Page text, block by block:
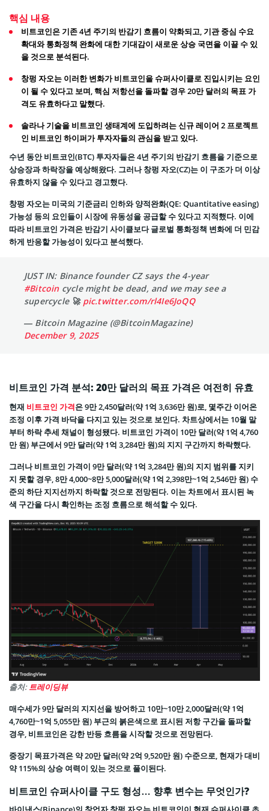
핵심 내용
비트코인은 기존 4년 주기의 반감기 흐름이 약화되고, 기관 중심 수요
확대와 통화정책 완화에 대한 기대감이 새로운 상승 국면을 이끌 수 있
을 것으로 분석된다.
창펑 자오는 이러한 변화가 비트코인을 슈퍼사이클로 진입시키는 요인
이 될 수 있다고 보며, 핵심 저항선을 돌파할 경우 20만 달러의 목표 가
격도 유효하다고 말했다.
솔라나 기술을 비트코인 생태계에 도입하려는 신규 레이어 2 프로젝트
인 비트코인 하이퍼가 투자자들의 관심을 받고 있다.
수년 동안 비트코인(BTC) 투자자들은 4년 주기의 반감기 흐름을 기준으로
상승장과 하락장을 예상해왔다. 그러나 창펑 자오(CZ)는 이 구조가 더 이상
유효하지 않을 수 있다고 경고했다.
창펑 자오는 미국의 기준금리 인하와 양적완화(QE: Quantitative easing)
가능성 등의 요인들이 시장에 유동성을 공급할 수 있다고 지적했다. 이에
따라 비트코인 가격은 반감기 사이클보다 글로벌 통화정책 변화에 더 민감
하게 반응할 가능성이 있다고 분석했다.
JUST IN: Binance founder CZ says the 4-year
#Bitcoin cycle might be dead, and we may see a
supercycle 🚀 pic.twitter.com/rl4Ie6JoQQ
— Bitcoin Magazine (@BitcoinMagazine)
December 9, 2025
비트코인 가격 분석: 20만 달러의 목표 가격은 여전히 유효
현재 비트코인 가격은 9만 2,450달러(약 1억 3,636만 원)로, 몇주간 이어온
조정 이후 가격 바닥을 다지고 있는 것으로 보인다. 차트상에서는 10월 말
부터 하락 추세 채널이 형성됐다. 비트코인 가격이 10만 달러(약 1억 4,760
만 원) 부근에서 9만 달러(약 1억 3,284만 원)의 지지 구간까지 하락했다.
그러나 비트코인 가격이 9만 달러(약 1억 3,284만 원)의 지지 범위를 지키
지 못할 경우, 8만 4,000~8만 5,000달러(약 1억 2,398만~1억 2,546만 원) 수
준의 하단 지지선까지 하락할 것으로 전망된다. 이는 차트에서 표시된 녹
색 구간을 다시 확인하는 조정 흐름으로 해석할 수 있다.
출처:트레이딩뷰
매수세가 9만 달러의 지지선을 방어하고 10만~10만 2,000달러(약 1억
4,760만~1억 5,055만 원) 부근의 붉은색으로 표시된 저항 구간을 돌파할
경우, 비트코인은 강한 반등 흐름을 시작할 것으로 전망된다.
중장기 목표가격은 약 20만 달러(약 2억 9,520만 원) 수준으로, 현재가 대비
약 115%의 상승 여력이 있는 것으로 풀이된다.
비트코인 슈퍼사이클 구도 형성… 향후 변수는 무엇인가?